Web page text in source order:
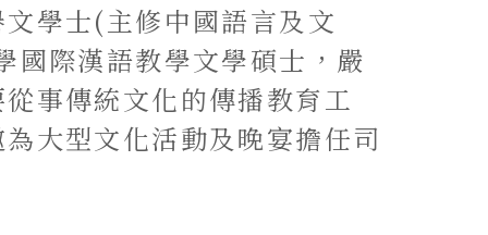
學士(主修中國語言及文
國際漢語教學文學碩士，嚴
事傳統文化的傳播教育工
大型文化活動及晚宴擔任司